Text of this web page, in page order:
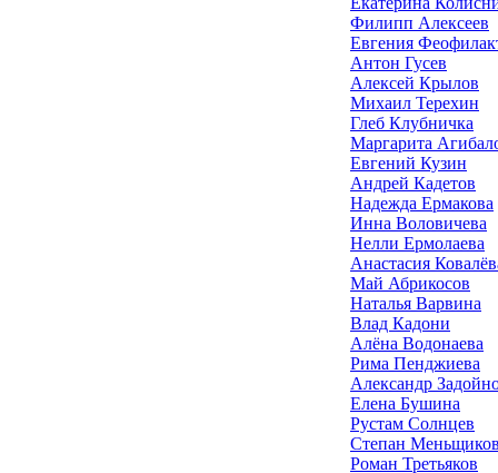
Филипп Алексеев
Евгения
Антон Гусев
Алексей Крылов
Михаил Терехин
Глеб Клубничка
Маргарита
Евгений Кузин
Андрей Кадетов
Надежда Ермакова
Инна Воловичева
Нелли Ермолаева
Анастасия
Май Абрикосов
Наталья Варвина
Влад Кадони
Алёна Водонаева
Рима Пенджиева
Александр
Елена Бушина
Рустам Солнцев
Степан
Роман Третьяков